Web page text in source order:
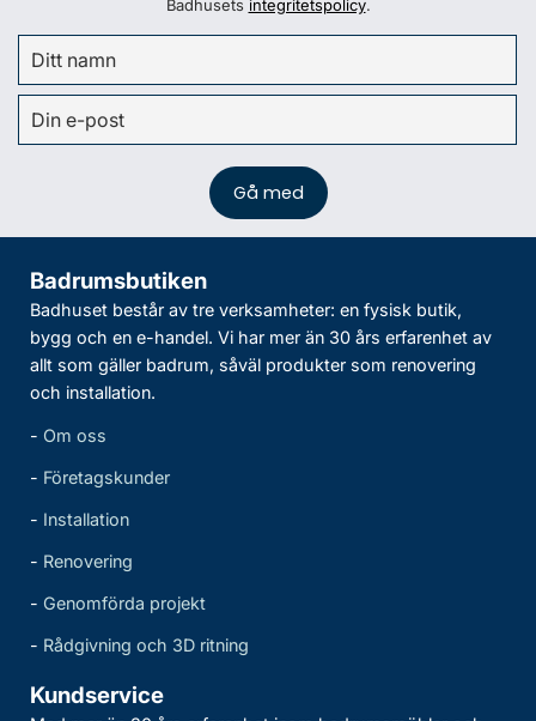
Badhusets integritetspolicy.
Badrumsbutiken
Badhuset består av tre verksamheter: en fysisk butik,
bygg och en e-handel. Vi har mer än 30 års erfarenhet av
allt som gäller badrum, såväl produkter som renovering
och installation.
- Om oss
- Företagskunder
- Installation
- Renovering
- Genomförda projekt
- Rådgivning och 3D ritning
Kundservice